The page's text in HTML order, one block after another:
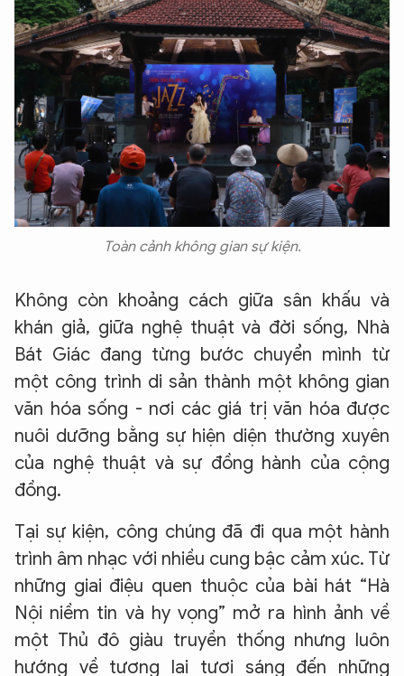
Toàn cảnh không gian sự kiện.
Không còn khoảng cách giữa sân khấu và
khán giả, giữa nghệ thuật và đời sống, Nhà
Bát Giác đang từng bước chuyển mình từ
một công trình di sản thành một không gian
văn hóa sống - nơi các giá trị văn hóa được
nuôi dưỡng bằng sự hiện diện thường xuyên
của nghệ thuật và sự đồng hành của cộng
đồng.
Tại sự kiện, công chúng đã đi qua một hành
trình âm nhạc với nhiều cung bậc cảm xúc. Từ
những giai điệu quen thuộc của bài hát “Hà
Nội niềm tin và hy vọng” mở ra hình ảnh về
một Thủ đô giàu truyền thống nhưng luôn
hướng về tương lai tươi sáng đến những